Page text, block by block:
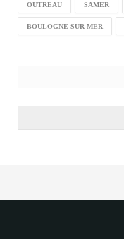
OUTREAU SAMER
BOULOGNE-SUR-MER